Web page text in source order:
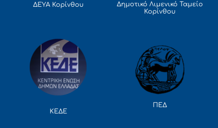
ΔΕΥΑ Κορίνθου
Δημοτικό Λιμενικό Ταμείο
Κορίνθου
ΚΕΔΕ
ΠΕΔ